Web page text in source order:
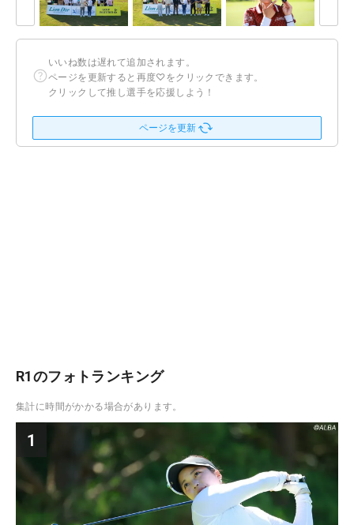
いいね数は遅れて追加されます。
ページを更新すると再度♡をクリックできます。
クリックして推し選手を応援しよう！
ページを更新
R1のフォトランキング
集計に時間がかかる場合があります。
1